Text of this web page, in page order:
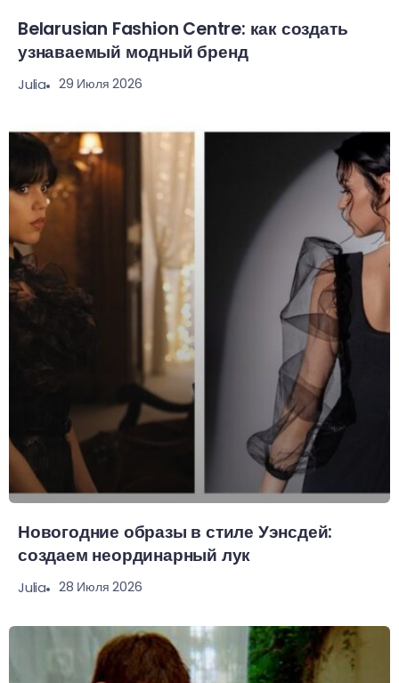
Belarusian Fashion Centre: как создать
узнаваемый модный бренд
Julia 29 Июля 2026
Новогодние образы в стиле Уэнсдей:
создаем неординарный лук
Julia 28 Июля 2026